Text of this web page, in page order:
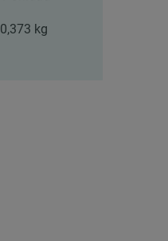
0,373 kg